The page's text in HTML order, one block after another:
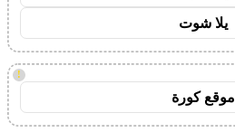
يلا شوت
!
موقع كورة